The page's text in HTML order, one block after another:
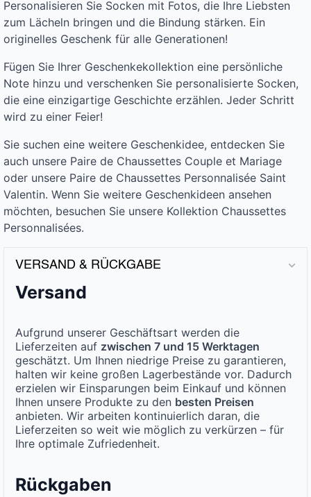
Personalisieren Sie Socken mit Fotos, die Ihre Liebsten
zum Lächeln bringen und die Bindung stärken. Ein
originelles Geschenk für alle Generationen!
Fügen Sie Ihrer Geschenkekollektion eine persönliche
Note hinzu und verschenken Sie personalisierte Socken,
die eine einzigartige Geschichte erzählen. Jeder Schritt
wird zu einer Feier!
Sie suchen eine weitere Geschenkidee, entdecken Sie
auch unsere Paire de Chaussettes Couple et Mariage
oder unsere Paire de Chaussettes Personnalisée Saint
Valentin. Wenn Sie weitere Geschenkideen ansehen
möchten, besuchen Sie unsere Kollektion Chaussettes
Personnalisées.
VERSAND & RÜCKGABE
Versand
Aufgrund unserer Geschäftsart werden die
Lieferzeiten auf zwischen 7 und 15 Werktagen
geschätzt. Um Ihnen niedrige Preise zu garantieren,
halten wir keine großen Lagerbestände vor. Dadurch
erzielen wir Einsparungen beim Einkauf und können
Ihnen unsere Produkte zu den besten Preisen
anbieten. Wir arbeiten kontinuierlich daran, die
Lieferzeiten so weit wie möglich zu verkürzen – für
Ihre optimale Zufriedenheit.
Rückgaben